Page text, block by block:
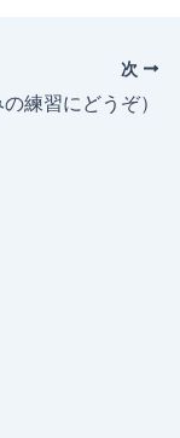
次
練習にどうぞ）